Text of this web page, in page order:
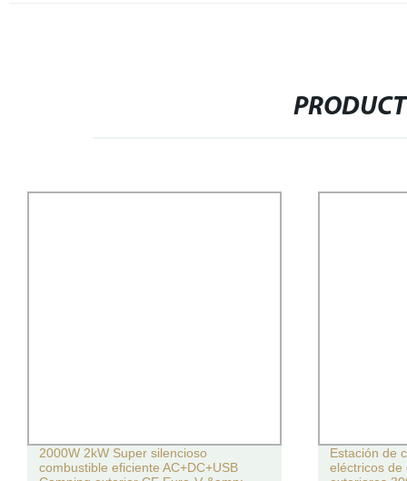
2000W 2kW Super silencioso
combustible eficiente AC+DC+USB
Estación de
eléctricos